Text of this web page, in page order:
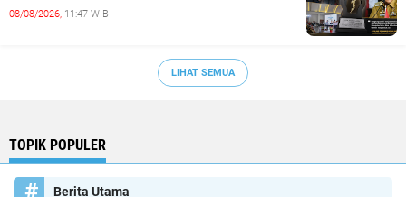
08/08/2026, 11:47 WIB
LIHAT SEMUA
TOPIK POPULER
Berita Utama